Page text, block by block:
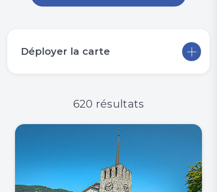
Déployer la carte
620 résultats